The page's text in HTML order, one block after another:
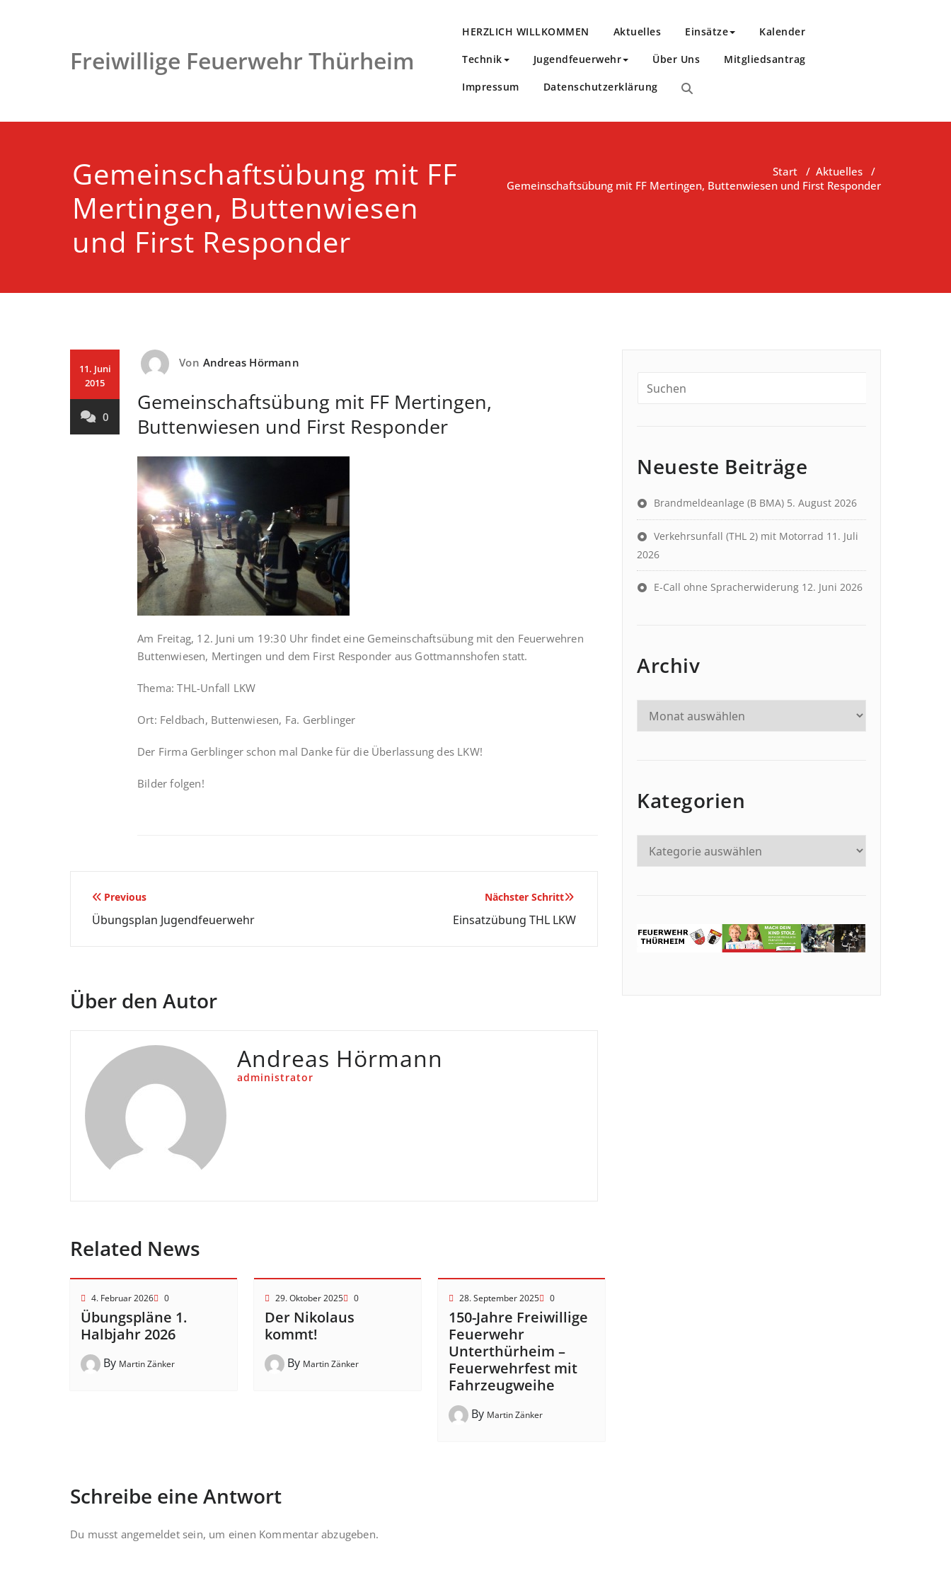
Freiwillige Feuerwehr Thürheim
HERZLICH WILLKOMMEN Aktuelles Einsätze Kalender
Technik Jugendfeuerwehr Über Uns Mitgliedsantrag
Impressum Datenschutzerklärung
Gemeinschaftsübung mit FF
Mertingen, Buttenwiesen
und First Responder
Start / Aktuelles /
Gemeinschaftsübung mit FF Mertingen, Buttenwiesen und First Responder
11. Juni
2015
0
Von Andreas Hörmann
Gemeinschaftsübung mit FF Mertingen,
Buttenwiesen und First Responder
Am Freitag, 12. Juni um 19:30 Uhr findet eine Gemeinschaftsübung mit den Feuerwehren
Buttenwiesen, Mertingen und dem First Responder aus Gottmannshofen statt.
Thema: THL-Unfall LKW
Ort: Feldbach, Buttenwiesen, Fa. Gerblinger
Der Firma Gerblinger schon mal Danke für die Überlassung des LKW!
Bilder folgen!
Beitragsnavigation
Previous
Übungsplan Jugendfeuerwehr
Nächster Schritt
Einsatzübung THL LKW
Über den Autor
Andreas Hörmann
administrator
Related News
4. Februar 2026 0
Übungspläne 1.
Halbjahr 2026
By Martin Zänker
29. Oktober 2025 0
Der Nikolaus
kommt!
By Martin Zänker
28. September 2025 0
150-Jahre Freiwillige
Feuerwehr
Unterthürheim –
Feuerwehrfest mit
Fahrzeugweihe
By Martin Zänker
Schreibe eine Antwort
Du musst angemeldetsein, um einen Kommentar abzugeben.
Neueste Beiträge
Brandmeldeanlage (B BMA) 5. August 2026
Verkehrsunfall (THL 2) mit Motorrad 11. Juli
2026
E-Call ohne Spracherwiderung 12. Juni 2026
Archiv
Kategorien